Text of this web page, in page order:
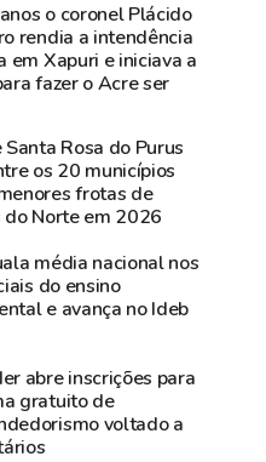
o coronel Plácido
rendia a intendência
em Xapuri e iniciava a
fazer o Acre ser
Santa Rosa do Purus
os 20 municípios
frotas de
do Norte em 2026
média nacional nos
do ensino
e avança no Ideb
abre inscrições para
gratuito de
voltado a